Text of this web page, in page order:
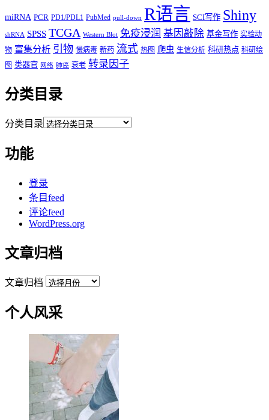
miRNA PCR PD1/PDL1 PubMed pull-down R语言 SCI写作 Shiny
shRNA SPSS TCGA Western Blot 免疫浸润 基因敲除 基金写作 实验动
物 富集分析 引物 慢病毒 新药 流式 热图 爬虫 生信分析 科研热点 科研绘
图 类器官 网络 肺癌 衰老 转录因子
分类目录
分类目录
功能
登录
条目feed
评论feed
WordPress.org
文章归档
文章归档
个人风采